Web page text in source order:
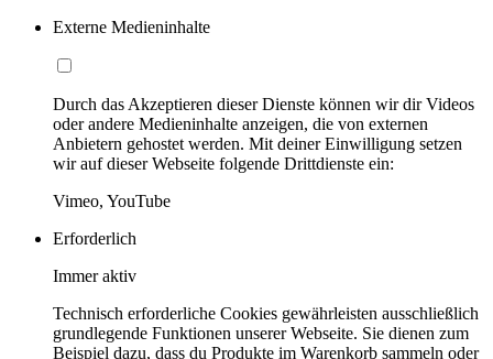
Externe Medieninhalte
Durch das Akzeptieren dieser Dienste können wir dir Videos
oder andere Medieninhalte anzeigen, die von externen
Anbietern gehostet werden. Mit deiner Einwilligung setzen
wir auf dieser Webseite folgende Drittdienste ein:
Vimeo, YouTube
Erforderlich
Immer aktiv
Technisch erforderliche Cookies gewährleisten ausschließlich
grundlegende Funktionen unserer Webseite. Sie dienen zum
Beispiel dazu, dass du Produkte im Warenkorb sammeln oder